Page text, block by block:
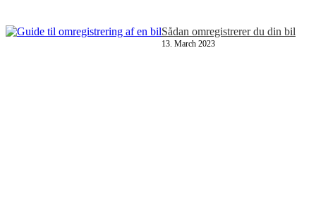
Sådan omregistrerer du din bil
13. March 2023